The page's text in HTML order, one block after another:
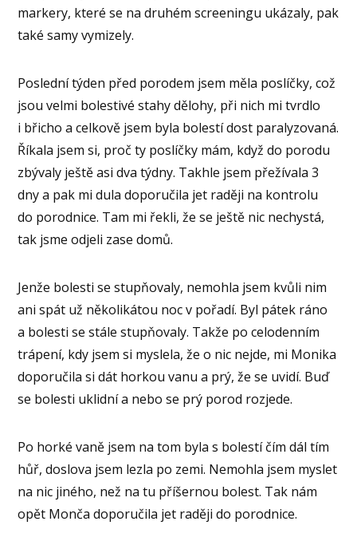
markery, které se na druhém screeningu ukázaly, pak
také samy vymizely.
Poslední týden před porodem jsem měla poslíčky, což
jsou velmi bolestivé stahy dělohy, při nich mi tvrdlo
i břicho a celkově jsem byla bolestí dost paralyzovaná.
Říkala jsem si, proč ty poslíčky mám, když do porodu
zbývaly ještě asi dva týdny. Takhle jsem přežívala 3
dny a pak mi dula doporučila jet raději na kontrolu
do porodnice. Tam mi řekli, že se ještě nic nechystá,
tak jsme odjeli zase domů.
Jenže bolesti se stupňovaly, nemohla jsem kvůli nim
ani spát už několikátou noc v pořadí. Byl pátek ráno
a bolesti se stále stupňovaly. Takže po celodenním
trápení, kdy jsem si myslela, že o nic nejde, mi Monika
doporučila si dát horkou vanu a prý, že se uvidí. Buď
se bolesti uklidní a nebo se prý porod rozjede.
Po horké vaně jsem na tom byla s bolestí čím dál tím
hůř, doslova jsem lezla po zemi. Nemohla jsem myslet
na nic jiného, než na tu příšernou bolest. Tak nám
opět Monča doporučila jet raději do porodnice.